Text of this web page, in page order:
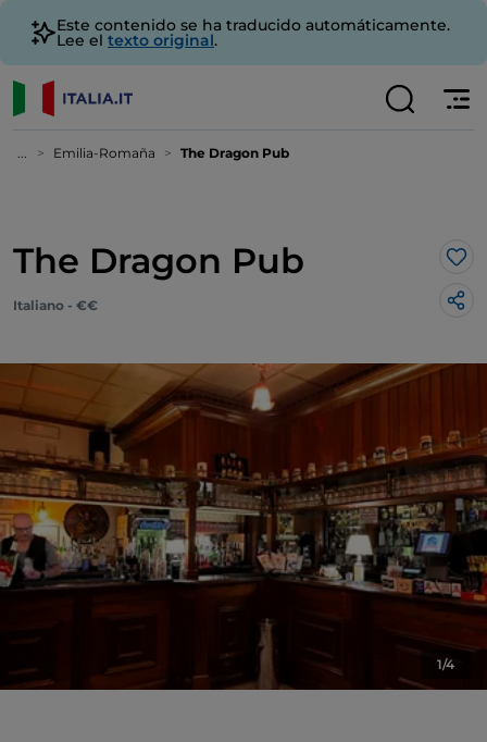
Este contenido se ha traducido automáticamente.
Lee el texto original.
... Emilia-Romaña The Dragon Pub
The Dragon Pub Me
Italiano - €€
1/4